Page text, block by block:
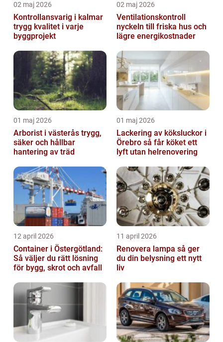
02 maj 2026
Kontrollansvarig i kalmar
trygg kvalitet i varje
byggprojekt
02 maj 2026
Ventilationskontroll
nyckeln till friska hus och
lägre energikostnader
01 maj 2026
Arborist i västerås trygg,
säker och hållbar
hantering av träd
01 maj 2026
Lackering av köksluckor i
Örebro så får köket ett
lyft utan helrenovering
12 april 2026
Container i Östergötland:
Så väljer du rätt lösning
för bygg, skrot och avfall
11 april 2026
Renovera lampa så ger
du din belysning ett nytt
liv